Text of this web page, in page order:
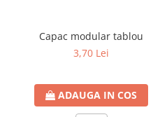
Capac modular tablou
3,70 Lei
ADAUGA IN COS